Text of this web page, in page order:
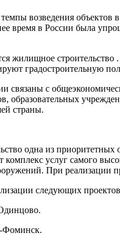
возведения объектов
время в России была
жилищное
градостроительную
связаны с
страны.
одна из
услуг самого
При реализации
следующих
Фоминск.